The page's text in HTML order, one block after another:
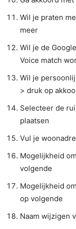
Wil je praten
meer
Wil je de
Voice match
Wil je
> druk op
Selecteer de
plaatsen
Vul je
Mogelijkheid
volgende
Mogelijkheid
op volgende
Naam wijzigen